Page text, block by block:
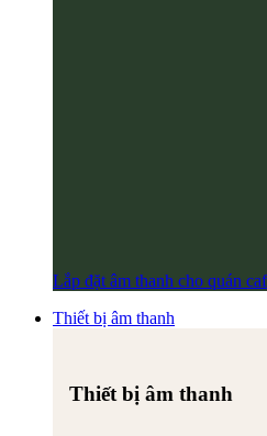
Lắp đặt âm thanh cho quán
Thiết bị âm thanh
Thiết bị âm thanh